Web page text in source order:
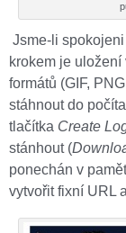
Jsme-li
krokem je
formátů (GIF,
stáhnout do
tlačítka Create
stánhout (
ponechán v
vytvořit fixní URL